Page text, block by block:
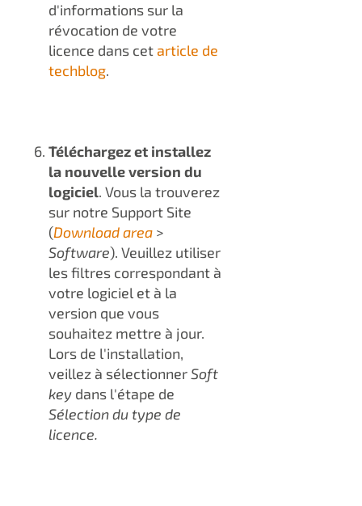
d'informations sur la
révocation de votre
licence dans cet article de
techblog.
Téléchargez et installez
la nouvelle version du
logiciel. Vous la trouverez
sur notre Support Site
(Download area >
Software). Veuillez utiliser
les filtres correspondant à
votre logiciel et à la
version que vous
souhaitez mettre à jour.
Lors de l'installation,
veillez à sélectionnerSoft
key dans l'étape de
Sélection du type de
licence.